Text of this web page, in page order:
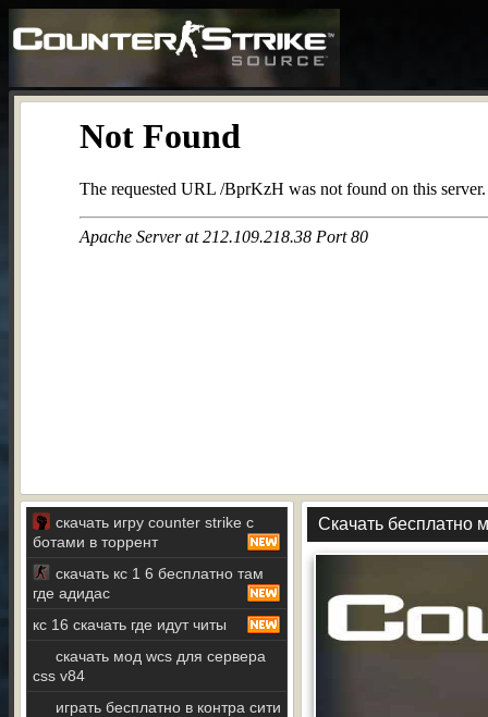
скачать игру counter strike c
ботами в торрент
скачать кс 1 6 бесплатно там
где адидас
кс 16 скачать где идут читы
скачать мод wcs для сервера
css v84
играть бесплатно в контра сити
Скачать бесплатно